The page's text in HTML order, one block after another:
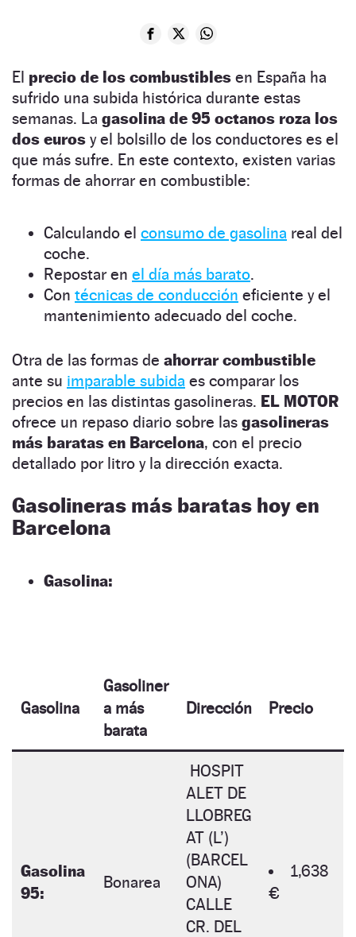
El precio de los combustibles en España ha
sufrido una subida histórica durante estas
semanas. La gasolina de 95 octanos roza los
dos euros y el bolsillo de los conductores es el
que más sufre. En este contexto, existen varias
formas de ahorrar en combustible:
Calculando el consumo de gasolina real del
coche.
Repostar en el día más barato.
Con técnicas de conducción eficiente y el
mantenimiento adecuado del coche.
Otra de las formas de ahorrar combustible
ante su imparable subida es comparar los
precios en las distintas gasolineras. EL MOTOR
ofrece un repaso diario sobre las gasolineras
más baratas en Barcelona, con el precio
detallado por litro y la dirección exacta.
Gasolineras más baratas hoy en
Barcelona
Gasolina:
Gasolina
Gasoliner
a más
barata
Dirección Precio
Gasolina
95:
Bonarea
HOSPIT
ALET DE
LLOBREG
AT (L’)
(BARCEL
ONA)
CALLE
CR. DEL
1,638
€